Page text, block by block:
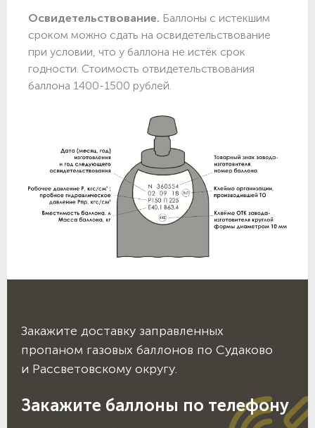
Освидетельствование. Баллоны с истекшим
сроком можно сдать на освидетельствование
при условии, что у баллона не истёк срок
годности. Стоимость отвидетельствования
баллона 1400-1500 рублей.
Закажите доставку заправленных
пропаном газовых баллонов по Судаково
и Рассветовскому округу.
Закажите баллоны по телефону